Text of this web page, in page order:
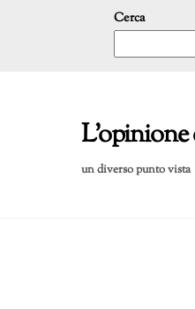
Cerca
L'opinione
un diverso punto vista